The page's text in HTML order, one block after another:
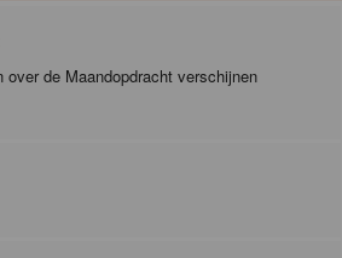
over de Maandopdracht verschijnen